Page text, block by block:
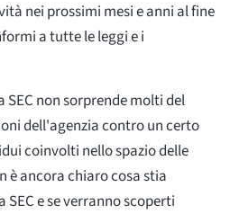
nei prossimi mesi e anni al fine
a tutte le leggi e i
non sorprende molti del
dell'agenzia contro un certo
coinvolti nello spazio delle
ancora chiaro cosa stia
e se verranno scoperti